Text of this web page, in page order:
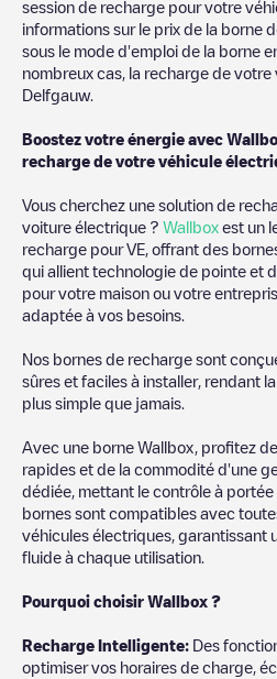
session de recharge pour votre
informations sur le prix de la borne
sous le mode d'emploi de la borne
nombreux cas, la recharge de
Delfgauw.
Boostez votre énergie avec
recharge de votre véhicule
Vous cherchez une solution de
voiture électrique ? Wallbox est un
recharge pour VE, offrant des
qui allient technologie de pointe et
pour votre maison ou votre
adaptée à vos besoins.
Nos bornes de recharge sont
sûres et faciles à installer, rendant
plus simple que jamais.
Avec une borne Wallbox, profitez
rapides et de la commodité d'une
dédiée, mettant le contrôle à portée
bornes sont compatibles avec
véhicules électriques, garantissant
fluide à chaque utilisation.
Pourquoi choisir Wallbox ?
Recharge Intelligente: Des
optimiser vos horaires de charge,